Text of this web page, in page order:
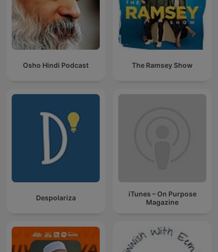
Osho Hindi Podcast The Ramsey Show
Despolariza
iTunes – On Purpose
Magazine